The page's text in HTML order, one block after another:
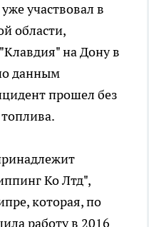
участвовал в
области,
на Дону в
данным
прошел без
Ко Лтд",
которая, по
работу в 2016